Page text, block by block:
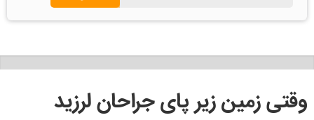
وقتی زمین زیر پای جراحان لرزید